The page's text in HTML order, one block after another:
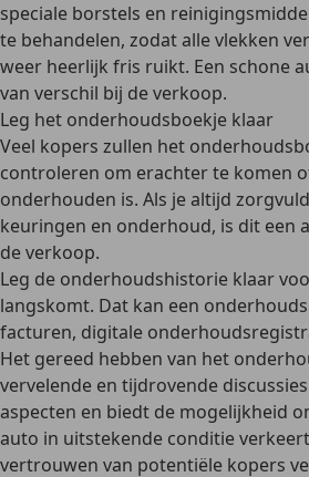
speciale borstels en
te behandelen, zodat alle vlekken
weer heerlijk fris ruikt. Een schone
van verschil bij de verkoop.
Leg het onderhoudsboekje klaar
Veel kopers zullen het
controleren om erachter te komen
onderhouden is. Als je altijd
keuringen en onderhoud, is dit een
de verkoop.
Leg de onderhoudshistorie klaar
langskomt. Dat kan een
facturen, digitale
Het gereed hebben van het
vervelende en tijdrovende discussies
aspecten en biedt de mogelijkheid
auto in uitstekende conditie
vertrouwen van potentiële kopers